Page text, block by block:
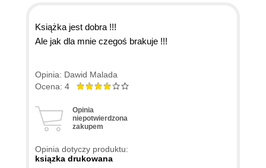
Książka jest dobra !!!
Ale jak dla mnie czegoś brakuje !!!
Opinia: Dawid Malada
Ocena: 4
Opinia
niepotwierdzona
zakupem
Opinia dotyczy produktu:
ksiązka drukowana